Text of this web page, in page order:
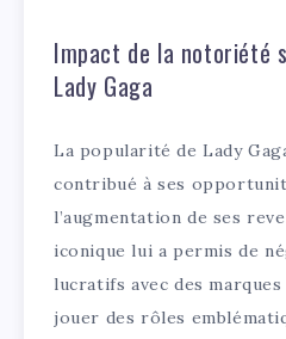
Impact de la notoriété
Lady Gaga
La popularité de Lady
contribué à ses
l’augmentation de ses
iconique lui a permis de
lucratifs avec des
jouer des rôles